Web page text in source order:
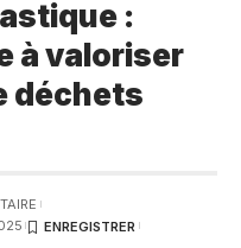
:
à valoriser
déchets